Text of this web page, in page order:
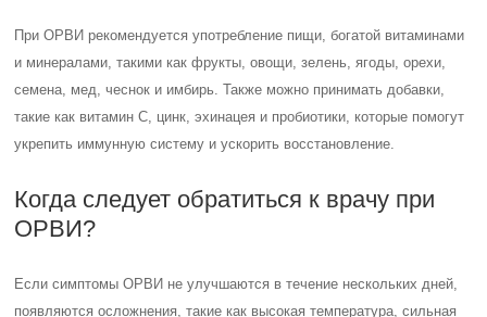
При ОРВИ рекомендуется употребление пищи, богатой витаминами
и минералами, такими как фрукты, овощи, зелень, ягоды, орехи,
семена, мед, чеснок и имбирь. Также можно принимать добавки,
такие как витамин С, цинк, эхинацея и пробиотики, которые помогут
укрепить иммунную систему и ускорить восстановление.
Когда следует обратиться к врачу при
ОРВИ?
Если симптомы ОРВИ не улучшаются в течение нескольких дней,
появляются осложнения, такие как высокая температура, сильная